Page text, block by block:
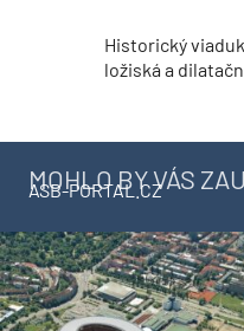
Historický
ložiská a
MOHLO BY VÁS
ASB-PORTAL.CZ